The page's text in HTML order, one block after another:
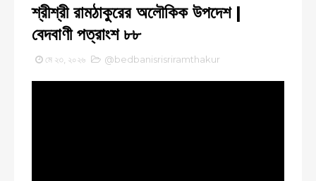
শ্রীশ্রী রামঠাকুরের অলৌকিক উপদেশ |
বেদবাণী পত্রাংশ ৮৮
মে ২৩, ২০২৬ @bedbanisrisriramthakur